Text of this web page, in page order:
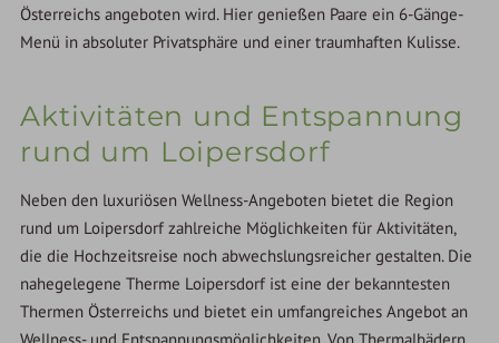
Österreichs angeboten wird. Hier genießen Paare ein 6-Gänge-
Menü in absoluter Privatsphäre und einer traumhaften Kulisse.
Aktivitäten und Entspannung
rund um Loipersdorf
Neben den luxuriösen Wellness-Angeboten bietet die Region
rund um Loipersdorf zahlreiche Möglichkeiten für Aktivitäten,
die die Hochzeitsreise noch abwechslungsreicher gestalten. Die
nahegelegene Therme Loipersdorf ist eine der bekanntesten
Thermen Österreichs und bietet ein umfangreiches Angebot an
Wellness- und Entspannungsmöglichkeiten. Von Thermalbädern